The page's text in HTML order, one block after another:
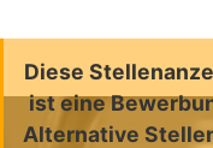
Diese
ist eine
Alternative